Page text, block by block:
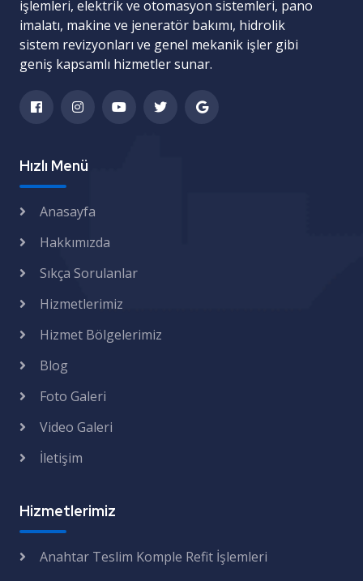
işlemleri, elektrik ve otomasyon sistemleri, pano
imalatı, makine ve jeneratör bakımı, hidrolik
sistem revizyonları ve genel mekanik işler gibi
geniş kapsamlı hizmetler sunar.
Hızlı Menü
Anasayfa
Hakkımızda
Sıkça Sorulanlar
Hizmetlerimiz
Hizmet Bölgelerimiz
Blog
Foto Galeri
Video Galeri
İletişim
Hizmetlerimiz
Anahtar Teslim Komple Refit İşlemleri